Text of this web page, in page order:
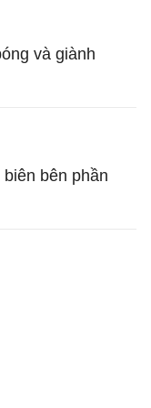
và giành
bên phần